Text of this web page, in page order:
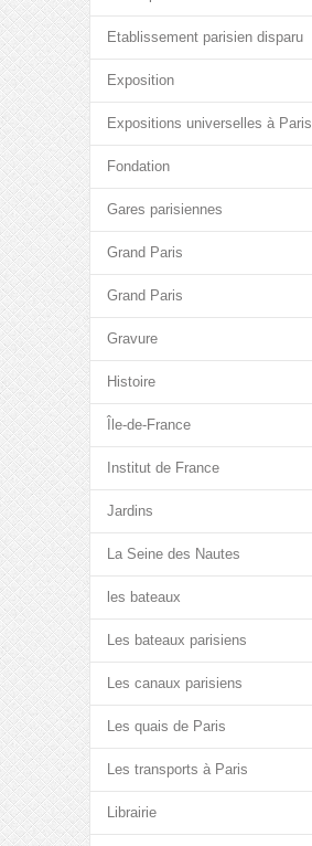
Etablissement parisien disparu
Exposition
Expositions universelles à Paris
Fondation
Gares parisiennes
Grand Paris
Grand Paris
Gravure
Histoire
Île-de-France
Institut de France
Jardins
La Seine des Nautes
les bateaux
Les bateaux parisiens
Les canaux parisiens
Les quais de Paris
Les transports à Paris
Librairie